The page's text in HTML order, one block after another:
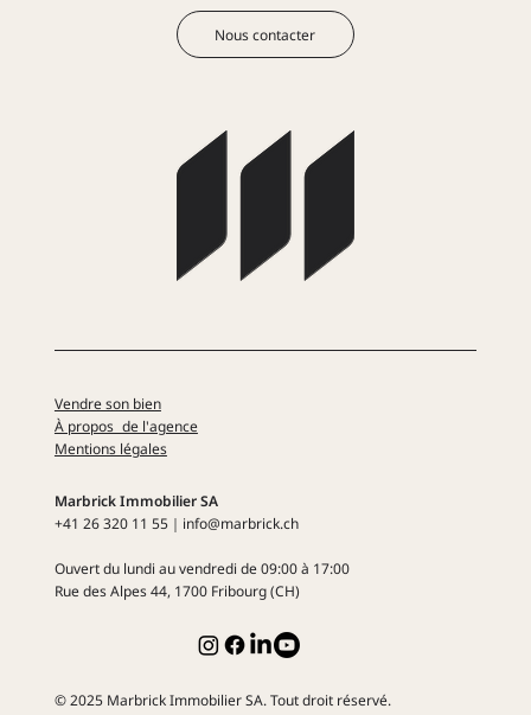
Nous contacter
Marbrick Immobilier SA
+41 26 320 11 55​​｜info@marbrick.ch
Ouvert du lundi au vendredi de 09:00 à 17:00
Rue des Alpes 44, 1700 Fribourg (CH)
Vendre son bien
À propos de l'agence
Mentions légales
© 2025 Marbrick Immobilier SA. Tout droit réservé.